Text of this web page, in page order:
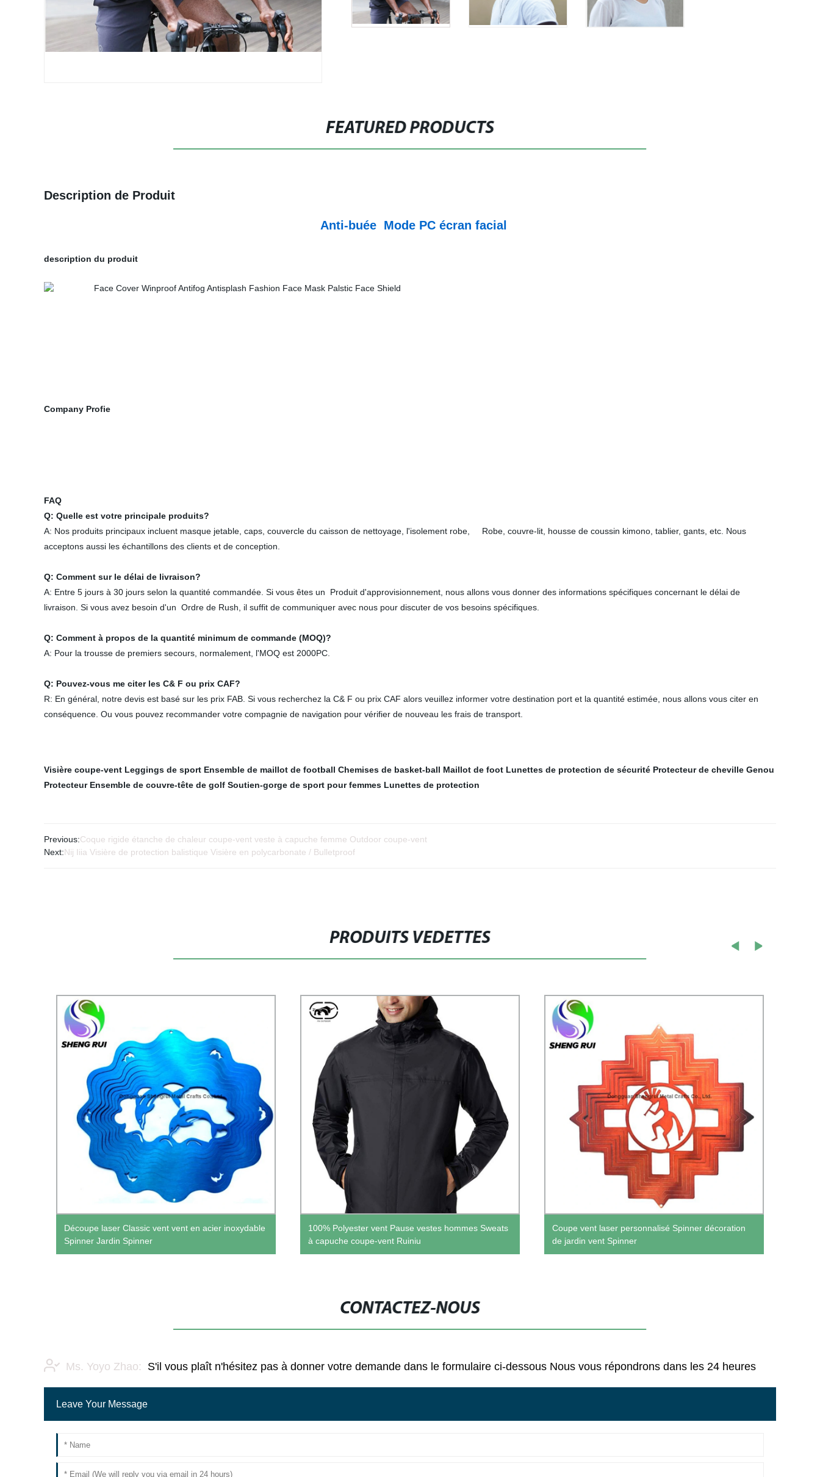
FEATURED PRODUCTS
Description de Produit
Anti-buée Mode PC écran facial
description du produit
Company Profie
FAQ
Q: Quelle est votre principale produits?
A: Nos produits principaux incluent masque jetable, caps, couvercle du caisson de nettoyage, l'isolement robe, Robe, couvre-lit, housse de coussin kimono, tablier, gants, etc. Nous
acceptons aussi les échantillons des clients et de conception.
Q: Comment sur le délai de livraison?
A: Entre 5 jours à 30 jours selon la quantité commandée. Si vous êtes un Produit d'approvisionnement, nous allons vous donner des informations spécifiques concernant le délai de
livraison. Si vous avez besoin d'un Ordre de Rush, il suffit de communiquer avec nous pour discuter de vos besoins spécifiques.
Q: Comment à propos de la quantité minimum de commande (MOQ)?
A: Pour la trousse de premiers secours, normalement, l'MOQ est 2000PC.
Q: Pouvez-vous me citer les C& F ou prix CAF?
R: En général, notre devis est basé sur les prix FAB. Si vous recherchez la C& F ou prix CAF alors veuillez informer votre destination port et la quantité estimée, nous allons vous citer en
conséquence. Ou vous pouvez recommander votre compagnie de navigation pour vérifier de nouveau les frais de transport.
Visière coupe-vent Leggings de sport Ensemble de maillot de football Chemises de basket-ball Maillot de foot Lunettes de protection de sécurité Protecteur de cheville Genou
Protecteur Ensemble de couvre-tête de golf Soutien-gorge de sport pour femmes Lunettes de protection
Previous:Coque rigide étanche de chaleur coupe-vent veste à capuche femme Outdoor coupe-vent
Next:Nij Iiia Visière de protection balistique Visière en polycarbonate / Bulletproof
PRODUITS VEDETTES
Découpe laser Classic vent vent en acier inoxydable
Spinner Jardin Spinner
100% Polyester vent Pause vestes hommes Sweats
à capuche coupe-vent Ruiniu
Coupe vent laser personnalisé Spinner décoration
de jardin vent Spinner
CONTACTEZ-NOUS
Ms. Yoyo Zhao: S'il vous plaît n'hésitez pas à donner votre demande dans le formulaire ci-dessous Nous vous répondrons dans les 24 heures